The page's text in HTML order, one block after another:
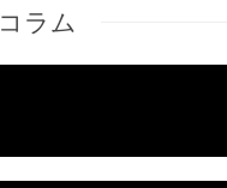
コラム